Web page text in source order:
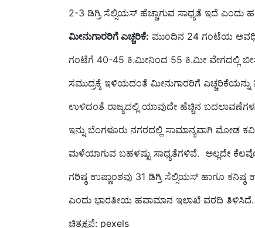
ಮೀನುಗಾರರಿಗೆ ಎಚ್ಚರಿಕೆ:
ಮುಂದಿನ 24 ಗಂಟೆಯ
ಗಂಟೆಗೆ 40-45 ಕಿ.ಮೀನಿಂದ 55 ಕಿ.ಮೀ ವೇಗದಲ್ಲಿ
ಸಮುದ್ರಕ್ಕೆ ಇಳಿಯದಂತೆ ಮೀನುಗಾರರಿಗೆ ಎಚ್ಚರಿಕೆಯನ್ನು
ಉಳಿದಂತೆ ರಾಜ್ಯದಲ್ಲಿ ಯಾವುದೇ ಹೆಚ್ಚಿನ ಬದಲಾವಣೆಗಳು
ಇನ್ನು ಬೆಂಗಳೂರು ನಗರದಲ್ಲಿ ಸಾಮಾನ್ಯವಾಗಿ ಮೋಡ
ಮಳೆಯಾಗುವ ಬಹಳಷ್ಟು ಸಾಧ್ಯತೆಗಳಿವೆ. ಅಲ್ಲದೇ
ಗರಿಷ್ಠ ಉಷ್ಣಾಂಶವು 31 ಡಿಗ್ರಿ ಸೆಲ್ಸಿಯಸ್‌ ಹಾಗೂ ಕನಿಷ್ಠ
ಎಂದು ಭಾರತೀಯ ಹವಾಮಾನ ಇಲಾಖೆ ವರದಿ ತಿಳಿಸಿದೆ.